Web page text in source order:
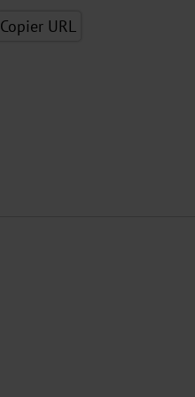
Copier URL